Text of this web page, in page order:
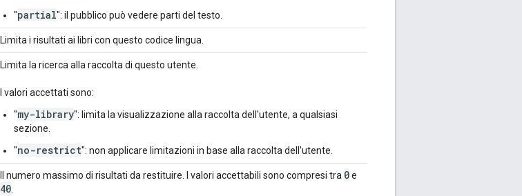
"partial": il pubblico può vedere parti del testo.
Limita i risultati ai libri con questo codice lingua.
Limita la ricerca alla raccolta di questo utente.
I valori accettati sono:
"my-library": limita la visualizzazione alla raccolta dell'utente, a qualsiasi
sezione.
"no-restrict": non applicare limitazioni in base alla raccolta dell'utente.
Il numero massimo di risultati da restituire. I valori accettabili sono compresi tra 0e
40